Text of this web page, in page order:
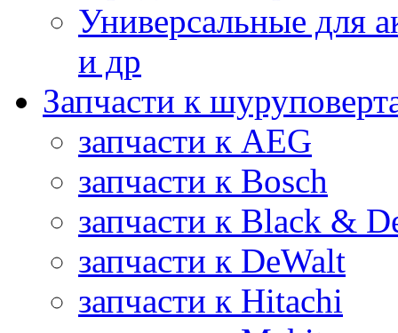
Универсальные для
и др
Запчасти к
запчасти к AEG
запчасти к Bosch
запчасти к Black &
запчасти к DeWalt
запчасти к Hitachi